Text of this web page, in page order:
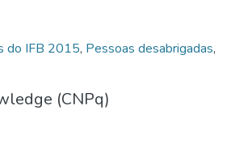
do IFB 2015, Pessoas desabrigadas,
(CNPq)